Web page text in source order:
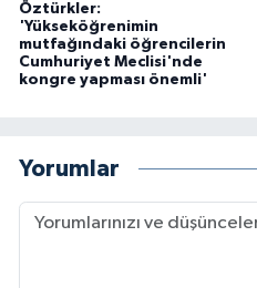
Öztürkler:
'Yükseköğrenimin
mutfağındaki öğrencilerin
Cumhuriyet Meclisi'nde
kongre yapması önemli'
Yorumlar